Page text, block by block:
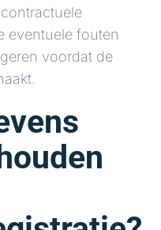
eventuele fouten
voordat de